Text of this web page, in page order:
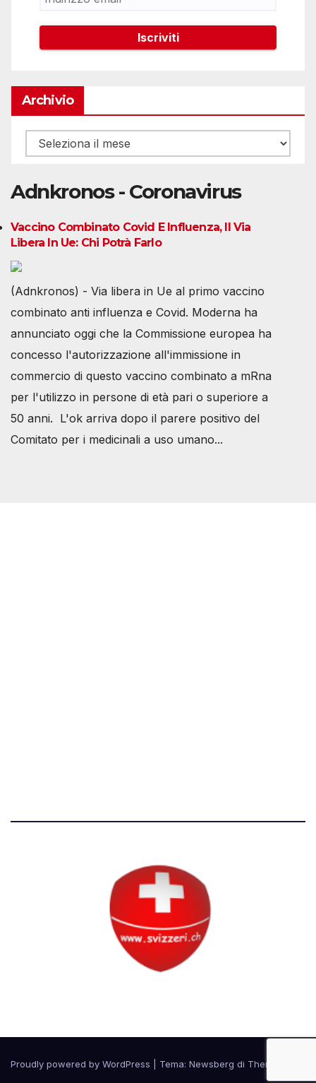
Archivio
Archivio
Adnkronos - Coronavirus
Vaccino Combinato Covid E Influenza, Il Via
Libera In Ue: Chi Potrà Farlo
(Adnkronos) - Via libera in Ue al primo vaccino
combinato anti influenza e Covid. Moderna ha
annunciato oggi che la Commissione europea ha
concesso l'autorizzazione all'immissione in
commercio di questo vaccino combinato a mRna
per l'utilizzo in persone di età pari o superiore a
50 anni. L'ok arriva dopo il parere positivo del
Comitato per i medicinali a uso umano...
Proudly powered by WordPress Tema: Newsberg di Themeansar